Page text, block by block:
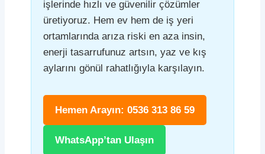
işlerinde hızlı ve güvenilir çözümler
üretiyoruz. Hem ev hem de iş yeri
ortamlarında arıza riski en aza insin,
enerji tasarrufunuz artsın, yaz ve kış
aylarını gönül rahatlığıyla karşılayın.
Hemen Arayın: 0536 313 86 59
WhatsApp’tan Ulaşın